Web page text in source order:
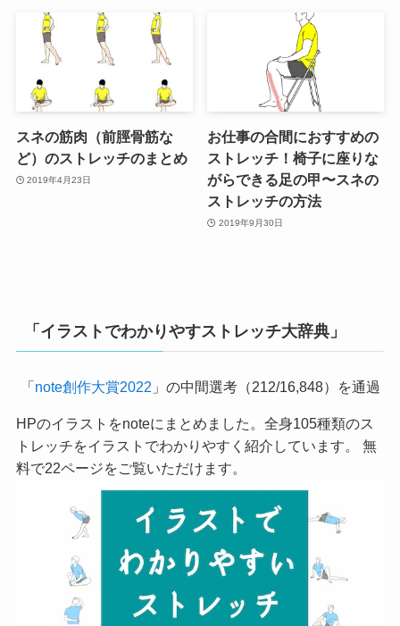
スネの筋肉（前脛骨筋な
ど）のストレッチのまとめ
2019年4月23日
お仕事の合間におすすめの
ストレッチ！椅子に座りな
がらできる足の甲〜スネの
ストレッチの方法
2019年9月30日
「イラストでわかりやすストレッチ大辞典」
「note創作大賞2022 」の中間選考（212/16,848）を通過
HPのイラストをnoteにまとめました。全身105種類のス
トレッチをイラストでわかりやすく紹介しています。 無
料で22ページをご覧いただけます。